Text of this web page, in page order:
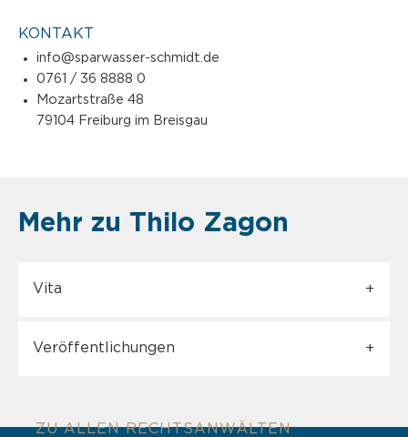
KONTAKT
info@sparwasser-schmidt.de
0761 / 36 8888 0
Mozartstraße 48
79104 Freiburg im Breisgau
Mehr zu Thilo Zagon
Vita
Veröffentlichungen
ZU ALLEN RECHTSANWÄLTEN